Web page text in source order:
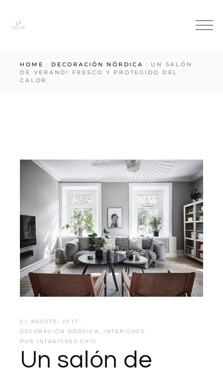
HOME DECORACIÓN NÓRDICA
UN SALÓN
DE VERANO! FRESCO Y PROTEGIDO DEL
CALOR.
21 AGOSTO, 2017
DECORACIÓN NÓRDICA,
INTERIORES
POR
INTERIORES CHIC
Un salón de